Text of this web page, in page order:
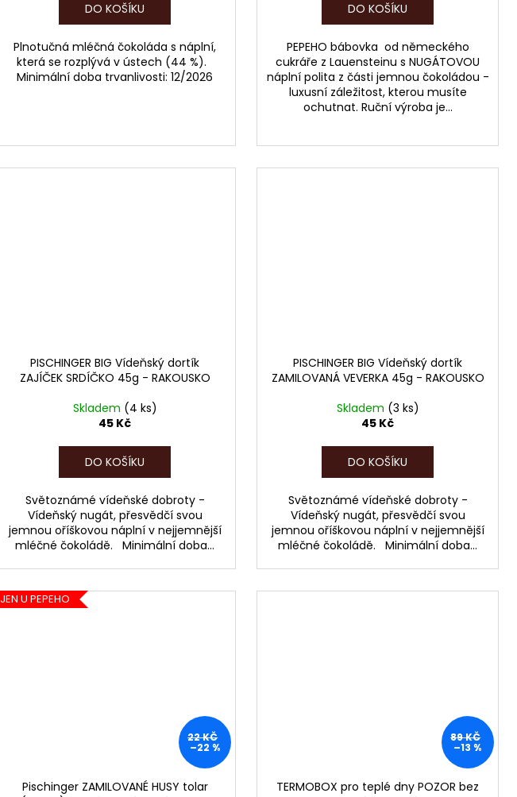
DO KOŠÍKU
Plnotučná mléčná čokoláda s náplní,
která se rozplývá v ústech (44 %).
Minimální doba trvanlivosti: 12/2026
DO KOŠÍKU
PEPEHO bábovka od německého
cukráře z Lauensteinu s NUGÁTOVOU
náplní polita z části jemnou čokoládou -
luxusní záležitost, kterou musíte
ochutnat. Ruční výroba je...
PISCHINGER BIG Vídeňský dortík
ZAJÍČEK SRDÍČKO 45g - RAKOUSKO
Skladem (4 ks)
45 Kč
DO KOŠÍKU
Světoznámé vídeňské dobroty -
Vídeňský nugát, přesvědčí svou
jemnou oříškovou náplní v nejjemnější
mléčné čokoládě. Minimální doba...
PISCHINGER BIG Vídeňský dortík
ZAMILOVANÁ VEVERKA 45g - RAKOUSKO
Skladem (3 ks)
45 Kč
DO KOŠÍKU
Světoznámé vídeňské dobroty -
Vídeňský nugát, přesvědčí svou
jemnou oříškovou náplní v nejjemnější
mléčné čokoládě. Minimální doba...
JEN U PEPEHO
22 KČ
–22 %
Pischinger ZAMILOVANÉ HUSY tolar
89 KČ
–13 %
TERMOBOX pro teplé dny POZOR bez